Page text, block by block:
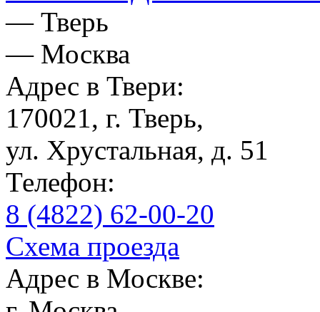
— Тверь
— Москва
Адрес в Твери:
170021, г. Тверь,
ул. Хрустальная, д. 51
Телефон:
8 (4822) 62-00-20
Схема проезда
Адрес в Москве: